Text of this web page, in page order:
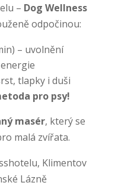
– Dog Wellness
odpočinou:
– uvolnění
tlapky i duši
pro psy!
masér, který se
malá zvířata.
Klimentov
Lázně